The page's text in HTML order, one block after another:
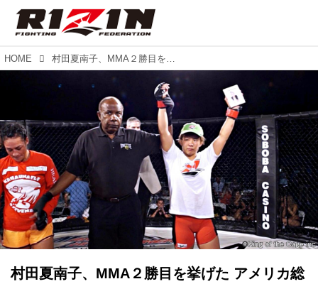
HOME 村田夏南子、MMA２勝目を挙げた アメリカ総合格闘技団体KOTC（King of the Cage）現地試合レポート
村田夏南子、MMA２勝目を挙げた アメリカ総